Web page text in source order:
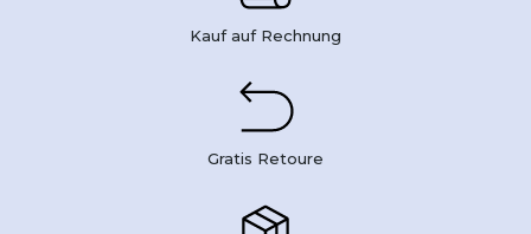
Kauf auf Rechnung
Gratis Retoure